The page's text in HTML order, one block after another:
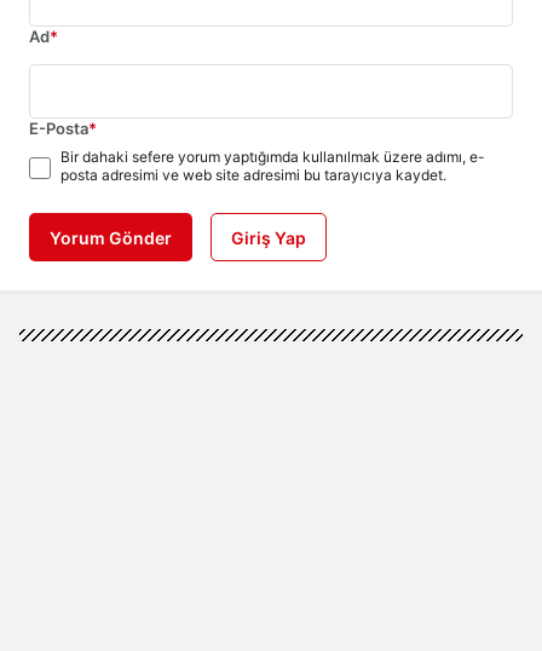
Ad*
E-Posta*
Bir dahaki sefere yorum yaptığımda kullanılmak üzere adımı, e-
posta adresimi ve web site adresimi bu tarayıcıya kaydet.
Yorum Gönder Giriş Yap